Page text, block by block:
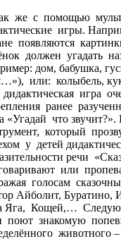
же с помощью
игры.
появляются
должен угадать
дом, бабушка,
или: колыбель,
игра
ранее
«Угадай что
который
у детей
речи
или
голосам
Айболит, Буратино,
Яга, Кощей,…
поют знакомую
животного